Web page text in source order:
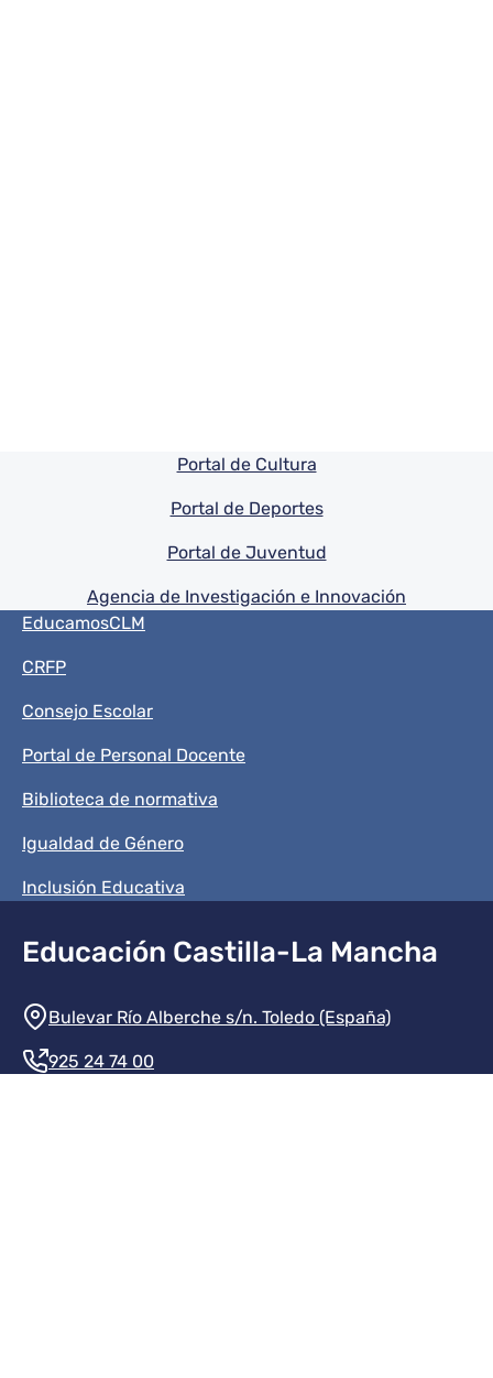
Pie de pagina información
Portal de Cultura
Portal de Deportes
Portal de Juventud
Agencia de Investigación e Innovación
Menú del pie
EducamosCLM
CRFP
Consejo Escolar
Portal de Personal Docente
Biblioteca de normativa
Igualdad de Género
Inclusión Educativa
Educación Castilla-La Mancha
Información de la institución
Bulevar Río Alberche s/n. Toledo (España)
925 24 74 00